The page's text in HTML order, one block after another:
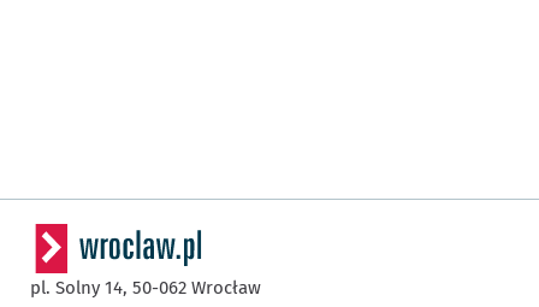
pl. Solny 14, 50-062 Wrocław